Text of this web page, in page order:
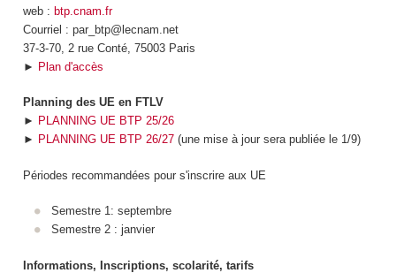
web : btp.cnam.fr
Courriel : par_btp@lecnam.net
37-3-70, 2 rue Conté, 75003 Paris
► Plan d'accès
Planning des UE en FTLV
► PLANNING UE BTP 25/26
► PLANNING UE BTP 26/27(une mise à jour sera publiée le 1/9)
Périodes recommandées pour s'inscrire aux UE
Semestre 1: septembre
Semestre 2 : janvier
Informations, Inscriptions, scolarité, tarifs